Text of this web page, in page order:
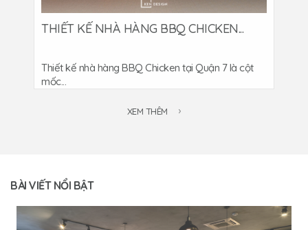
THIẾT KẾ NHÀ HÀNG BBQ CHICKEN...
Thiết kế nhà hàng BBQ Chicken tại Quận 7 là cột
mốc...
XEM THÊM
BÀI VIẾT NỔI BẬT